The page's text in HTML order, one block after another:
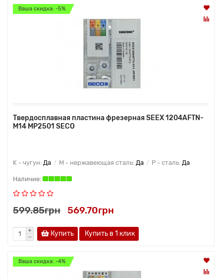
Ваша скидка: -5%
Твердосплавная пластина фрезерная SEEX 1204AFTN-
M14 MP2501 SECO
K - чугун: Да M - нержавеющая сталь: Да P - сталь: Да
599.85грн 569.70грн
Купить Купить в 1 клик
Ваша скидка: -4%